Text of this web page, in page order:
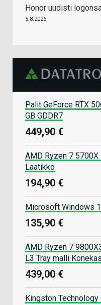
Honor uudisti
5.8.2026
Palit GeForce RTX
GB GDDR7
449,90 €
AMD Ryzen 7
Laatikko
194,90 €
Microsoft Windows
135,90 €
AMD Ryzen 7
L3 Tray malli
439,00 €
Kingston